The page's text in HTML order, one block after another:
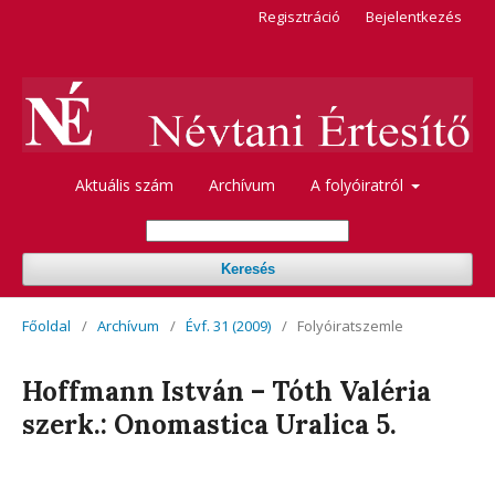
Aktuális szám Archívum A folyóiratról
Keresés
Regisztráció Bejelentkezés
Főoldal / Archívum / Évf. 31 (2009) / Folyóiratszemle
Hoffmann István – Tóth Valéria
szerk.: Onomastica Uralica 5.